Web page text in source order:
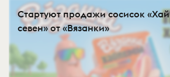
Стартуют продажи сосисок
севен» от «Вязанки»